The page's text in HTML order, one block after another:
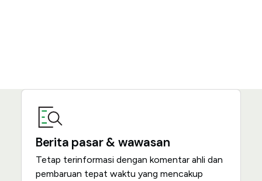
Berita pasar & wawasan
Tetap terinformasi dengan komentar ahli dan
pembaruan tepat waktu yang mencakup